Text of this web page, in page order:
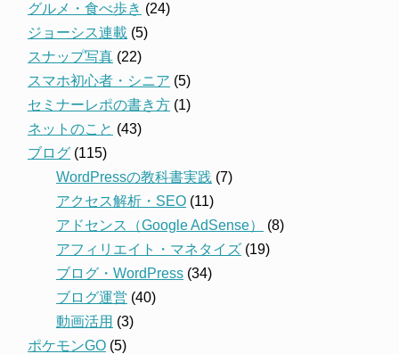
グルメ・食べ歩き (24)
ジョーシス連載 (5)
スナップ写真 (22)
スマホ初心者・シニア (5)
セミナーレポの書き方 (1)
ネットのこと (43)
ブログ (115)
WordPressの教科書実践 (7)
アクセス解析・SEO (11)
アドセンス（Google AdSense）
(8)
アフィリエイト・マネタイズ (19)
ブログ・WordPress (34)
ブログ運営 (40)
動画活用 (3)
ポケモンGO (5)